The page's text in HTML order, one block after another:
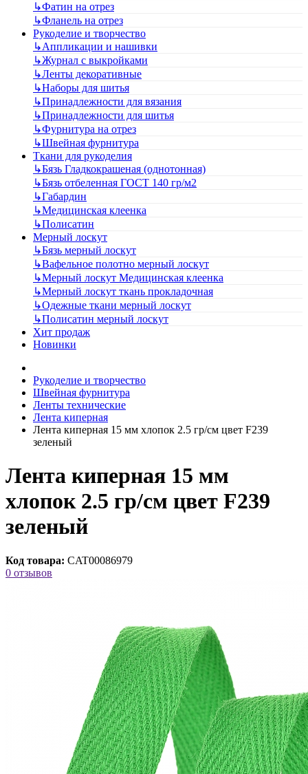
↳Фатин на отрез
↳Фланель на отрез
Рукоделие и творчество
↳Аппликации и нашивки
↳Журнал с выкройками
↳Ленты декоративные
↳Наборы для шитья
↳Принадлежности для вязания
↳Принадлежности для шитья
↳Фурнитура на отрез
↳Швейная фурнитура
Ткани для рукоделия
↳Бязь Гладкокрашеная (однотонная)
↳Бязь отбеленная ГОСТ 140 гр/м2
↳Габардин
↳Медицинская клеенка
↳Полисатин
Мерный лоскут
↳Бязь мерный лоскут
↳Вафельное полотно мерный лоскут
↳Мерный лоскут Медицинская клеенка
↳Мерный лоскут ткань прокладочная
↳Одежные ткани мерный лоскут
↳Полисатин мерный лоскут
Хит продаж
Новинки
Рукоделие и творчество
Швейная фурнитура
Ленты технические
Лента киперная
Лента киперная 15 мм хлопок 2.5 гр/см цвет F239
зеленый
Лента киперная 15 мм
хлопок 2.5 гр/см цвет F239
зеленый
Код товара: CAT00086979
0 отзывов